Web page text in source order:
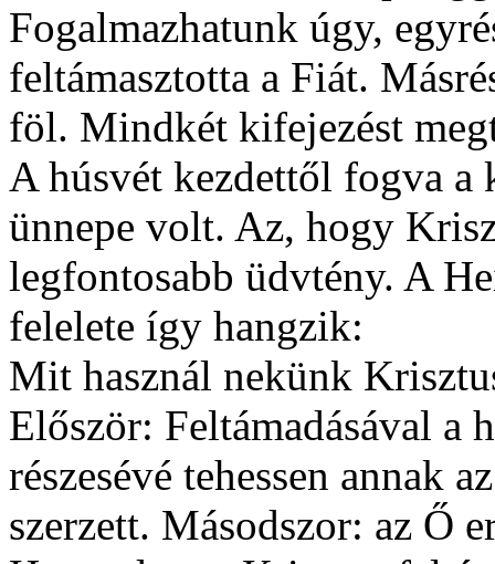
Fogalmazhatunk úgy,
feltámasztotta a Fiát.
föl. Mindkét kifejezést
A húsvét kezdettől fogva a
ünnepe volt. Az, hogy
legfontosabb üdvtény. A
felelete így hangzik:
Mit használ nekünk
Először: Feltámadásával a
részesévé tehessen annak
szerzett. Másodszor: az Ő